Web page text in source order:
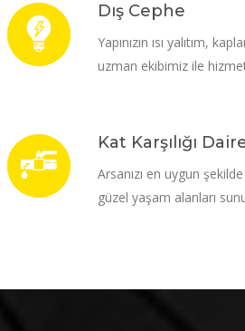
Dış Cephe
Yapınızın ısı yalıtım,
uzman ekibimiz ile
Kat Karşılığı
Arsanızı en uygun
güzel yaşam alanları